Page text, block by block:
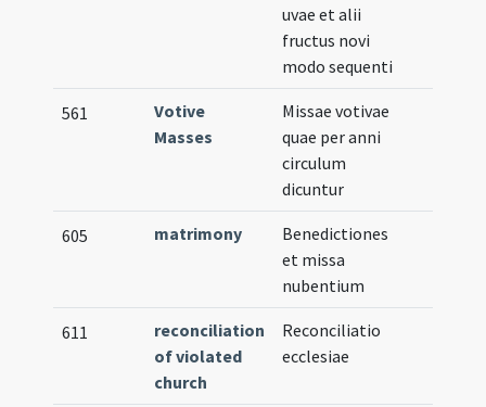
uvae et alii
fructus novi
modo sequenti
561
Votive
Masses
Missae votivae
quae per anni
circulum
dicuntur
605 matrimony
Benedictiones
et missa
nubentium
611
reconciliation
of violated
church
Reconciliatio
ecclesiae